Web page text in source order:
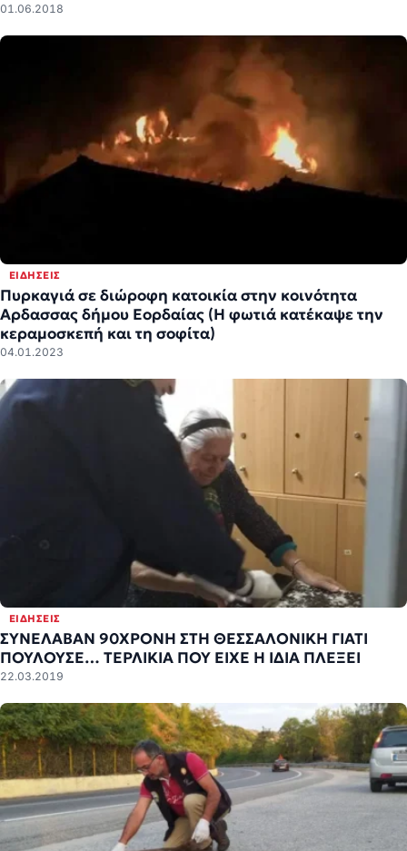
01.06.2018
ΕΙΔΉΣΕΙΣ
Πυρκαγιά σε διώροφη κατοικία στην κοινότητα
Αρδασσας δήμου Εορδαίας (Η φωτιά κατέκαψε την
κεραμοσκεπή και τη σοφίτα)
04.01.2023
ΕΙΔΉΣΕΙΣ
ΣΥΝΕΛΑΒΑΝ 90ΧΡΟΝΗ ΣΤΗ ΘΕΣΣΑΛΟΝΙΚΗ ΓΙΑΤΙ
ΠΟΥΛΟΥΣΕ… ΤΕΡΛΙΚΙΑ ΠΟΥ ΕΙΧΕ Η ΙΔΙΑ ΠΛΕΞΕΙ
22.03.2019